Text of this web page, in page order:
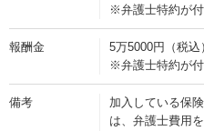
※弁護士特約が
報酬金
5万5000円（税込
※弁護士特約が
備考
加入している保
は、弁護士費用